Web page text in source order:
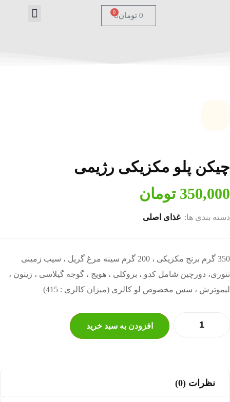
0 تومان 0
چیکن پلو مکزیکی رژیمی
350,000 تومان
دسته بندی ها: غذای اصلی
350 گرم برنج مکزیکی ، 200 گرم سینه مرغ گریل ، سیب زمینی
تنوری، دورچین شامل کدو ، بروکلی ، هویج ، گوجه گیلاسی ، زیتون ،
لیموترش ، سس مخصوص لو کالری (میزان کالری : 415)
افزودن به سبد خرید
نظرات (0)